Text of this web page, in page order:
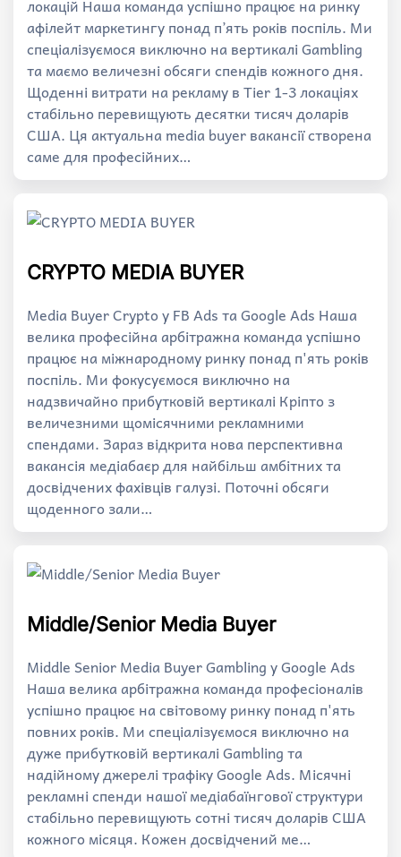
локацій Наша команда успішно працює на ринку
афілейт маркетингу понад п’ять років поспіль. Ми
спеціалізуємося виключно на вертикалі Gambling
та маємо величезні обсяги спендів кожного дня.
Щоденні витрати на рекламу в Tier 1-3 локаціях
стабільно перевищують десятки тисяч доларів
США. Ця актуальна media buyer вакансії створена
саме для професійних…
CRYPTO MEDIA BUYER
Media Buyer Crypto у FB Ads та Google Ads Наша
велика професійна арбітражна команда успішно
працює на міжнародному ринку понад п'ять років
поспіль. Ми фокусуємося виключно на
надзвичайно прибутковій вертикалі Кріпто з
величезними щомісячними рекламними
спендами. Зараз відкрита нова перспективна
вакансія медіабаєр для найбільш амбітних та
досвідчених фахівців галузі. Поточні обсяги
щоденного зали…
Middle/Senior Media Buyer
Middle Senior Media Buyer Gambling у Google Ads
Наша велика арбітражна команда професіоналів
успішно працює на світовому ринку понад п'ять
повних років. Ми спеціалізуємося виключно на
дуже прибутковій вертикалі Gambling та
надійному джерелі трафіку Google Ads. Місячні
рекламні спенди нашої медіабаїнгової структури
стабільно перевищують сотні тисяч доларів США
кожного місяця. Кожен досвідчений ме…